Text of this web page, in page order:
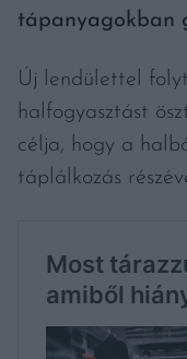
tápanyagokban
Új lendülettel
halfogyasztást
célja, hogy a
táplálkozás